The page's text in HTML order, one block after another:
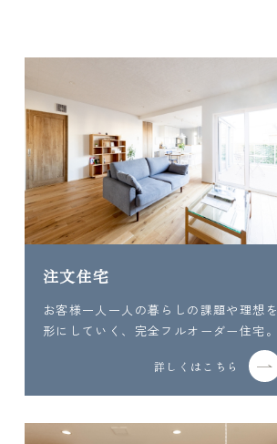
注文住宅
お客様一人一人の暮らしの課題や理想を
形にしていく、完全フルオーダー住宅。
詳しくはこちら